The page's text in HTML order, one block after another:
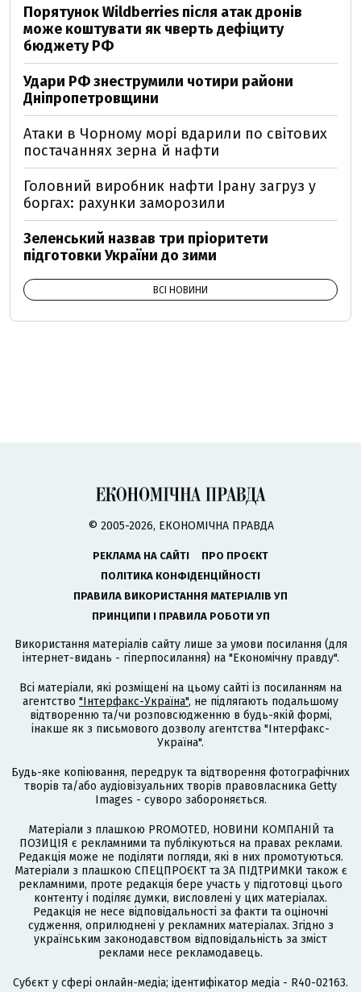
Порятунок Wildberries після атак дронів
може коштувати як чверть дефіциту
бюджету РФ
Удари РФ знеструмили чотири райони
Дніпропетровщини
Атаки в Чорному морі вдарили по світових
постачаннях зерна й нафти
Головний виробник нафти Ірану загруз у
боргах: рахунки заморозили
Зеленський назвав три пріоритети
підготовки України до зими
ВСІ НОВИНИ
© 2005-2026, ЕКОНОМІЧНА ПРАВДА
РЕКЛАМА НА САЙТІ
ПРО ПРОЄКТ
ПОЛІТИКА КОНФІДЕНЦІЙНОСТІ
ПРАВИЛА ВИКОРИСТАННЯ МАТЕРІАЛІВ УП
ПРИНЦИПИ І ПРАВИЛА РОБОТИ УП
Використання матеріалів сайту лише за умови посилання (для
інтернет-видань - гіперпосилання) на "Економічну правду".
Всі матеріали, які розміщені на цьому сайті із посиланням на
агентство "Інтерфакс-Україна", не підлягають подальшому
відтворенню та/чи розповсюдженню в будь-якій формі,
інакше як з письмового дозволу агентства "Інтерфакс-
Україна".
Будь-яке копіювання, передрук та відтворення фотографічних
творів та/або аудіовізуальних творів правовласника Getty
Images - суворо забороняється.
Матеріали з плашкою PROMOTED, НОВИНИ КОМПАНІЙ та
ПОЗИЦІЯ є рекламними та публікуються на правах реклами.
Редакція може не поділяти погляди, які в них промотуються.
Матеріали з плашкою СПЕЦПРОЄКТ та ЗА ПІДТРИМКИ також є
рекламними, проте редакція бере участь у підготовці цього
контенту і поділяє думки, висловлені у цих матеріалах.
Редакція не несе відповідальності за факти та оціночні
судження, оприлюднені у рекламних матеріалах. Згідно з
українським законодавством відповідальність за зміст
реклами несе рекламодавець.
Cубєкт у сфері онлайн-медіа; ідентифікатор медіа - R40-02163.